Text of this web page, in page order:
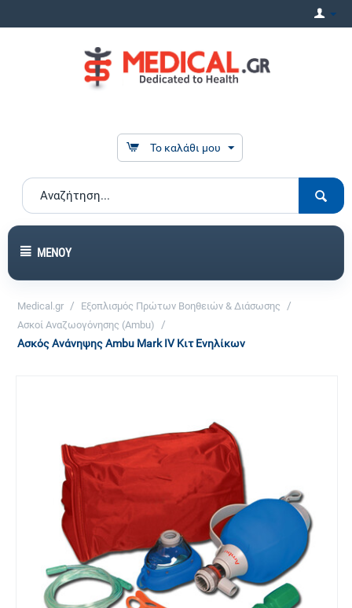
Το καλάθι μου
ΜΕΝΟΎ
Medical.gr / Εξοπλισμός Πρώτων Βοηθειών & Διάσωσης /
Ασκοί Αναζωογόνησης (Ambu)
/
Ασκός Ανάνηψης Ambu Mark IV Κιτ Ενηλίκων